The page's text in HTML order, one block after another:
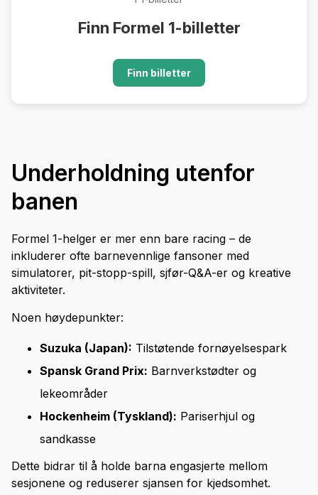
Finn Formel 1-billetter
Finn billetter
Underholdning utenfor
banen
Formel 1-helger er mer enn bare racing – de
inkluderer ofte barnevennlige fansoner med
simulatorer, pit-stopp-spill, sjfør-Q&A-er og kreative
aktiviteter.
Noen høydepunkter:
Suzuka (Japan): Tilstøtende fornøyelsespark
Spansk Grand Prix: Barnverkstødter og
lekeområder
Hockenheim (Tyskland): Pariserhjul og
sandkasse
Dette bidrar til å holde barna engasjerte mellom
sesjonene og reduserer sjansen for kjedsomhet.